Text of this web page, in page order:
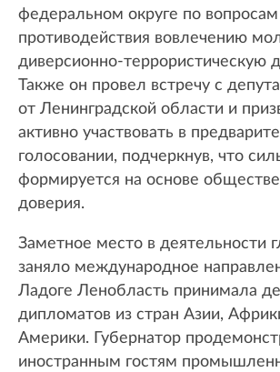
федеральном округе по вопросам
противодействия вовлечению
диверсионно-террористическую
Также он провел встречу с
от Ленинградской области и
активно участвовать в
голосовании, подчеркнув, что
формируется на основе
доверия.
Заметное место в деятельности
заняло международное
Ладоге Ленобласть принимала
дипломатов из стран Азии,
Америки. Губернатор
иностранным гостям